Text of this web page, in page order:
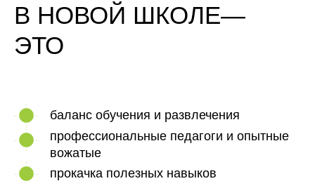
В НОВОЙ ШКОЛЕ—
ЭТО
баланс обучения и развлечения
профессиональные педагоги и опытные
вожатые
прокачка полезных навыков